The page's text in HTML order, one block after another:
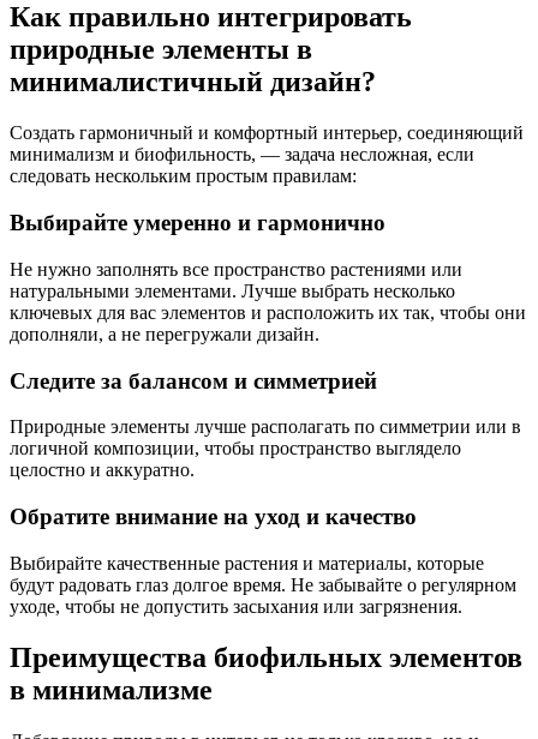
Как правильно интегрировать
природные элементы в
минималистичный дизайн?
Создать гармоничный и комфортный интерьер, соединяющий
минимализм и биофильность, — задача несложная, если
следовать нескольким простым правилам:
Выбирайте умеренно и гармонично
Не нужно заполнять все пространство растениями или
натуральными элементами. Лучше выбрать несколько
ключевых для вас элементов и расположить их так, чтобы они
дополняли, а не перегружали дизайн.
Следите за балансом и симметрией
Природные элементы лучше располагать по симметрии или в
логичной композиции, чтобы пространство выглядело
целостно и аккуратно.
Обратите внимание на уход и качество
Выбирайте качественные растения и материалы, которые
будут радовать глаз долгое время. Не забывайте о регулярном
уходе, чтобы не допустить засыхания или загрязнения.
Преимущества биофильных элементов
в минимализме